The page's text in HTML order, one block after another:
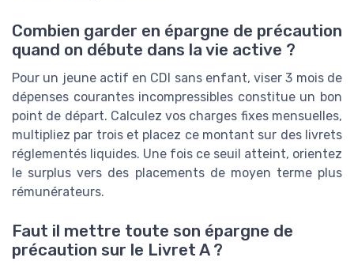
Combien garder en épargne de précaution
quand on débute dans la vie active ?
Pour un jeune actif en CDI sans enfant, viser 3 mois de
dépenses courantes incompressibles constitue un bon
point de départ. Calculez vos charges fixes mensuelles,
multipliez par trois et placez ce montant sur des livrets
réglementés liquides. Une fois ce seuil atteint, orientez
le surplus vers des placements de moyen terme plus
rémunérateurs.
Faut il mettre toute son épargne de
précaution sur le Livret A ?